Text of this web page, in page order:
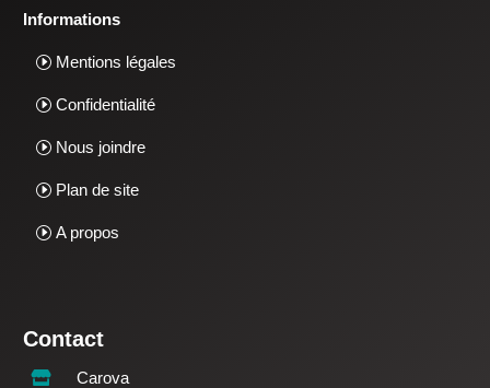
Informations
Mentions légales
Confidentialité
Nous joindre
Plan de site
A propos
Contact
 Carova